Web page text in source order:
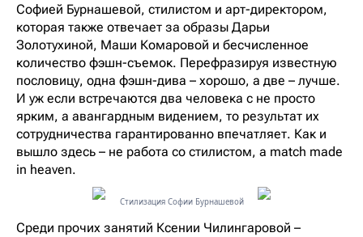
Софией Бурнашевой, стилистом и арт-директором,
которая также отвечает за образы Дарьи
Золотухиной, Маши Комаровой и бесчисленное
количество фэшн-съемок. Перефразируя известную
пословицу, одна фэшн-дива – хорошо, а две – лучше.
И уж если встречаются два человека с не просто
ярким, а авангардным видением, то результат их
сотрудничества гарантированно впечатляет. Как и
вышло здесь – не работа со стилистом, а match made
in heaven.
Стилизация Софии Бурнашевой
Среди прочих занятий Ксении Чилингаровой –